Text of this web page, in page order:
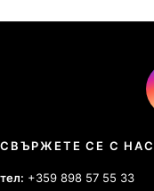
СВЪРЖЕТЕ СЕ С НАС
тел: +359 898 57 55 33